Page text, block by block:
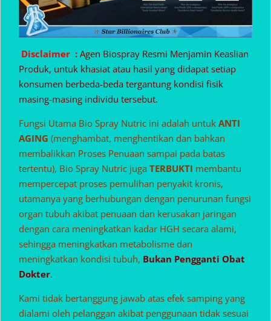
Disclaimer : Agen Biospray Resmi Menjamin Keaslian
Produk, untuk khasiat atau hasil yang didapat setiap
konsumen berbeda-beda tergantung kondisi fisik
masing-masing individu tersebut.
Fungsi Utama Bio Spray Nutric ini adalah untuk ANTI
AGING (menghambat, menghentikan dan bahkan
membalikkan Proses Penuaan sampai pada batas
tertentu), Bio Spray Nutric juga TERBUKTI membantu
mempercepat proses pemulihan penyakit kronis,
utamanya yang berhubungan dengan penurunan fungsi
organ tubuh akibat penuaan dan kerusakan jaringan
dengan cara meningkatkan kadar HGH secara alami,
sehingga meningkatkan metabolisme dan
meningkatkan kondisi tubuh, Bukan Pengganti Obat
Dokter.
Kami tidak bertanggung jawab atas efek samping yang
dialami oleh pelanggan akibat penggunaan tidak sesuai